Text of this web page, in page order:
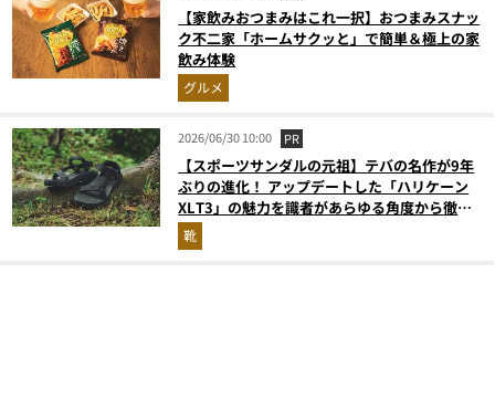
【家飲みおつまみはこれ一択】おつまみスナッ
ク不二家「ホームサクッと」で簡単＆極上の家
飲み体験
グルメ
2026/06/30 10:00 PR
【スポーツサンダルの元祖】テバの名作が9年
ぶりの進化！ アップデートした「ハリケーン
XLT3」の魅力を識者があらゆる角度から徹底
解説！
靴